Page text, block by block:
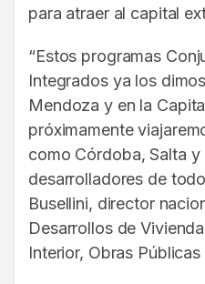
para atraer al capital
“Estos programas
Integrados ya los
Mendoza y en la
próximamente
como Córdoba, Salta
desarrolladores de
Busellini, director
Desarrollos de
Interior, Obras